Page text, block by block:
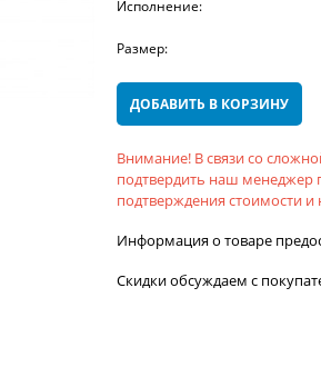
Исполнение:
Размер:
ДОБАВИТЬ В КОРЗИНУ
Внимание! В связи со
подтвердить наш менеджер
подтверждения стоимости и
Информация о товаре
Скидки обсуждаем с